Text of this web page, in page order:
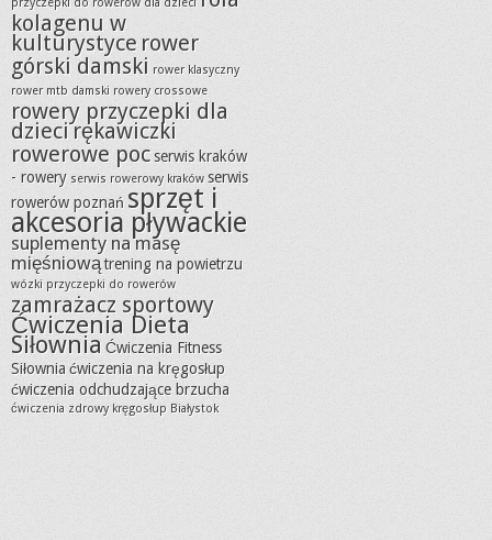
kolagenu w
kulturystyce rower
górski damski rower klasyczny
rower mtb damski rowery crossowe
rowery przyczepki dla
dzieci rękawiczki
rowerowe poc serwis kraków
- rowery serwis rowerowy kraków serwis
rowerów poznań sprzęt i
akcesoria pływackie
suplementy na masę
mięśniowątrening na powietrzu
wózki przyczepki do rowerów
zamrażacz sportowy
Ćwiczenia Dieta
SiłowniaĆwiczenia Fitness
Siłownia ćwiczenia na kręgosłup
ćwiczenia odchudzające brzucha
ćwiczenia zdrowy kręgosłup Białystok